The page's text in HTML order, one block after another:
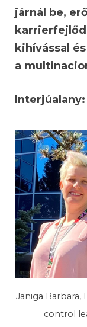
járnál be,
kihívással
a
Interjúalany:
Janiga Barbara,
control